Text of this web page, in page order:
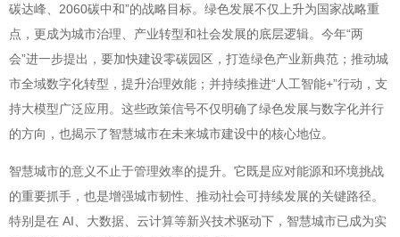
碳达峰、2060碳中和”的战略目标。绿色发展不仅上升为国家战略重
点，更成为城市治理、产业转型和社会发展的底层逻辑。今年“两
会”进一步提出，要加快建设零碳园区，打造绿色产业新典范；推动城
市全域数字化转型，提升治理效能；并持续推进“人工智能+”行动，支
持大模型广泛应用。这些政策信号不仅明确了绿色发展与数字化并行
的方向，也揭示了智慧城市在未来城市建设中的核心地位。
智慧城市的意义不止于管理效率的提升。它既是应对能源和环境挑战
的重要抓手，也是增强城市韧性、推动社会可持续发展的关键路径。
特别是在 AI、大数据、云计算等新兴技术驱动下，智慧城市已成为实